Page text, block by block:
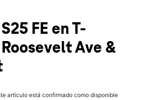
a 8:00 p.m.
Flushing, NY 11354
FE en T-
Roosevelt Ave &
artículo está confirmado como disponible